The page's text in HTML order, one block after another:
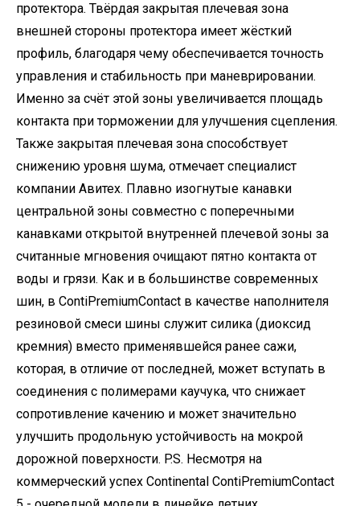
протектора. Твёрдая закрытая плечевая зона
внешней стороны протектора имеет жёсткий
профиль, благодаря чему обеспечивается точность
управления и стабильность при маневрировании.
Именно за счёт этой зоны увеличивается площадь
контакта при торможении для улучшения сцепления.
Также закрытая плечевая зона способствует
снижению уровня шума, отмечает специалист
компании Авитех. Плавно изогнутые канавки
центральной зоны совместно с поперечными
канавками открытой внутренней плечевой зоны за
считанные мгновения очищают пятно контакта от
воды и грязи. Как и в большинстве современных
шин, в ContiPremiumContact в качестве наполнителя
резиновой смеси шины служит силика (диоксид
кремния) вместо применявшейся ранее сажи,
которая, в отличие от последней, может вступать в
соединения с полимерами каучука, что снижает
сопротивление качению и может значительно
улучшить продольную устойчивость на мокрой
дорожной поверхности. P.S. Несмотря на
коммерческий успех Continental ContiPremiumContact